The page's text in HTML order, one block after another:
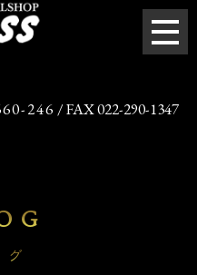
246 / FAX 022-290-1347
グ